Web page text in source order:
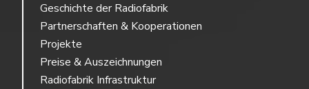
Geschichte der Radiofabrik
Partnerschaften & Kooperationen
Projekte
Preise & Auszeichnungen
Radiofabrik Infrastruktur